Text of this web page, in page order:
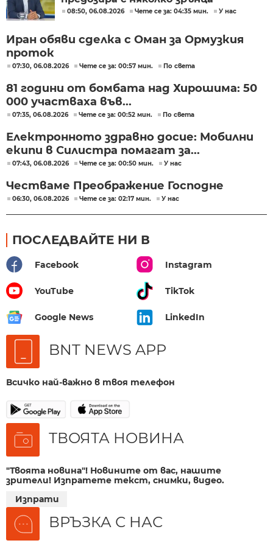
08:50, 06.08.2026 Чете се за: 04:35 мин. У нас
Иран обяви сделка с Оман за Ормузкия
проток
07:30, 06.08.2026 Чете се за: 00:57 мин. По света
81 години от бомбата над Хирошима: 50
000 участваха във...
07:35, 06.08.2026 Чете се за: 00:52 мин. По света
Електронното здравно досие: Мобилни
екипи в Силистра помагат за...
07:43, 06.08.2026 Чете се за: 00:50 мин. У нас
Честваме Преображение Господне
06:30, 06.08.2026 Чете се за: 02:17 мин. У нас
ПОСЛЕДВАЙТЕ НИ В
Facebook Instagram
YouTube TikTok
Google News LinkedIn
BNT NEWS APP
Всичко най-важно в твоя телефон
ТВОЯТА НОВИНА
"Твоята новина"! Новините от вас, нашите
зрители! Изпратете текст, снимки, видео.
Изпрати
ВРЪЗКА С НАС